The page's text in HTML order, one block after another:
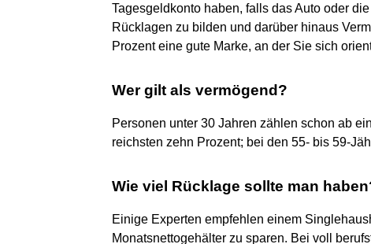
Tagesgeldkonto haben, falls das Auto oder
Rücklagen zu bilden und darüber hinaus
Prozent eine gute Marke, an der Sie sich
Wer gilt als vermögend?
Personen unter 30 Jahren zählen schon ab
reichsten zehn Prozent; bei den 55- bis 59-
Wie viel Rücklage sollte man
Einige Experten empfehlen einem
Monatsnettogehälter zu sparen. Bei voll